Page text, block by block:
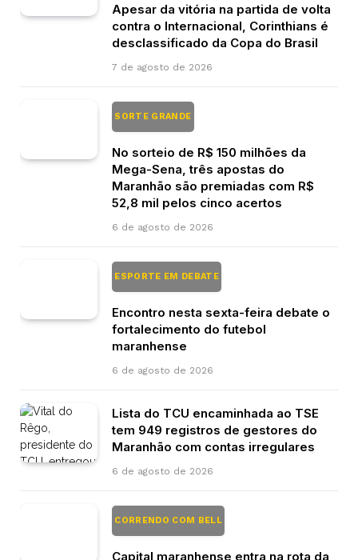
Apesar da vitória na partida de volta
contra o Internacional, Corinthians é
desclassificado da Copa do Brasil
7 de agosto de 2026
SORTE GRANDE
No sorteio de R$ 150 milhões da
Mega-Sena, três apostas do
Maranhão são premiadas com R$
52,8 mil pelos cinco acertos
6 de agosto de 2026
ESPORTE EM DEBATE
Encontro nesta sexta-feira debate o
fortalecimento do futebol
maranhense
6 de agosto de 2026
Lista do TCU encaminhada ao TSE
tem 949 registros de gestores do
Maranhão com contas irregulares
6 de agosto de 2026
CORRENDO COM BELL
Capital maranhense entra na rota da